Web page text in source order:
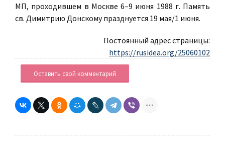
МП, проходившем в Москве 6–9 июня 1988 г. Память
св. Димитрию Донскому празднуется 19 мая/1 июня.
Постоянный адрес страницы:
https://rusidea.org/25060102
Оставить свой комментарий